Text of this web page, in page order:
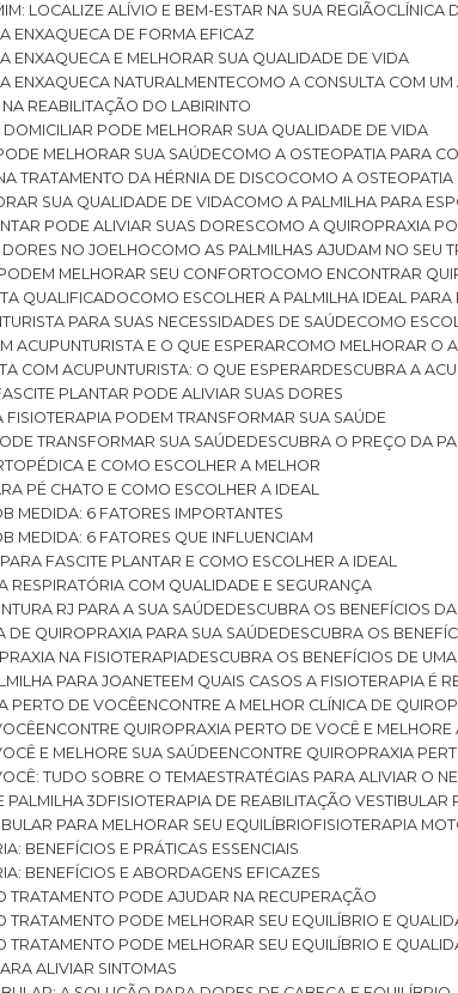
LOCALIZE ALÍVIO E BEM-ESTAR NA SUA REGIÃO
ENXAQUECA DE FORMA EFICAZ
ENXAQUECA E MELHORAR SUA QUALIDADE DE VIDA
ENXAQUECA NATURALMENTE
COMO A CONSULTA COM
REABILITAÇÃO DO LABIRINTO
DOMICILIAR PODE MELHORAR SUA QUALIDADE DE VIDA
MELHORAR SUA SAÚDE
COMO A OSTEOPATIA PARA
TRATAMENTO DA HÉRNIA DE DISCO
COMO A
SUA QUALIDADE DE VIDA
COMO A PALMILHA PARA
PODE ALIVIAR SUAS DORES
COMO A QUIROPRAXIA
NO JOELHO
COMO AS PALMILHAS AJUDAM NO SEU
MELHORAR SEU CONFORTO
COMO ENCONTRAR
QUALIFICADO
COMO ESCOLHER A PALMILHA IDEAL
PARA SUAS NECESSIDADES DE SAÚDE
COMO
ACUPUNTURISTA E O QUE ESPERAR
COMO MELHORAR O
COM ACUPUNTURISTA: O QUE ESPERAR
DESCUBRA A
PLANTAR PODE ALIVIAR SUAS DORES
FISIOTERAPIA PODEM TRANSFORMAR SUA SAÚDE
TRANSFORMAR SUA SAÚDE
DESCUBRA O PREÇO DA
E COMO ESCOLHER A MELHOR
PÉ CHATO E COMO ESCOLHER A IDEAL
MEDIDA: 6 FATORES IMPORTANTES
MEDIDA: 6 FATORES QUE INFLUENCIAM
FASCITE PLANTAR E COMO ESCOLHER A IDEAL
RESPIRATÓRIA COM QUALIDADE E SEGURANÇA
RJ PARA A SUA SAÚDE
DESCUBRA OS BENEFÍCIOS
DE QUIROPRAXIA PARA SUA SAÚDE
DESCUBRA OS
NA FISIOTERAPIA
DESCUBRA OS BENEFÍCIOS DE
PARA JOANETE EM QUAIS CASOS A FISIOTERAPIA É
PERTO DE VOCÊ ENCONTRE A MELHOR CLÍNICA DE
ENCONTRE QUIROPRAXIA PERTO DE VOCÊ E MELHORE
E MELHORE SUA SAÚDE ENCONTRE QUIROPRAXIA
TUDO SOBRE O TEMA ESTRATÉGIAS PARA ALIVIAR O
PALMILHA 3D
FISIOTERAPIA DE REABILITAÇÃO
PARA MELHORAR SEU EQUILÍBRIO
FISIOTERAPIA
BENEFÍCIOS E PRÁTICAS ESSENCIAIS
BENEFÍCIOS E ABORDAGENS EFICAZES
TRATAMENTO PODE AJUDAR NA RECUPERAÇÃO
TRATAMENTO PODE MELHORAR SEU EQUILÍBRIO E
TRATAMENTO PODE MELHORAR SEU EQUILÍBRIO E
ALIVIAR SINTOMAS